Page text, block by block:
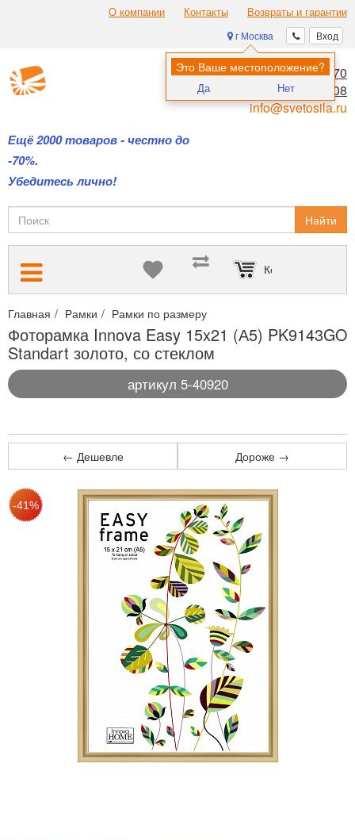
О компании Контакты Возвраты и гарантии
Вход
г Москва
Это Ваше местоположение?
Да Нет
Ещё 2000 товаров - честно до
-70%.
Убедитесь лично!
8 (495) 970-00-70
8 (800) 700-11-08
info@svetosila.ru
Найти
Корзина пуста
Главная Рамки Рамки по размеру
Фоторамка Innova Easy 15x21 (А5) PK9143GO
Standart золото, со стеклом
артикул 5-40920
← Дешевле Дороже →